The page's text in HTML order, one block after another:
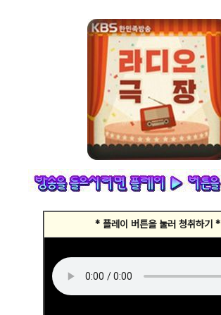
* 플레이 버튼을 눌러 청취하기 *